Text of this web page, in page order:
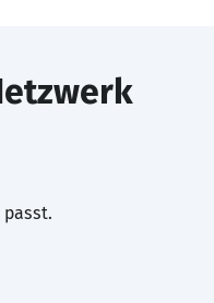
passt.